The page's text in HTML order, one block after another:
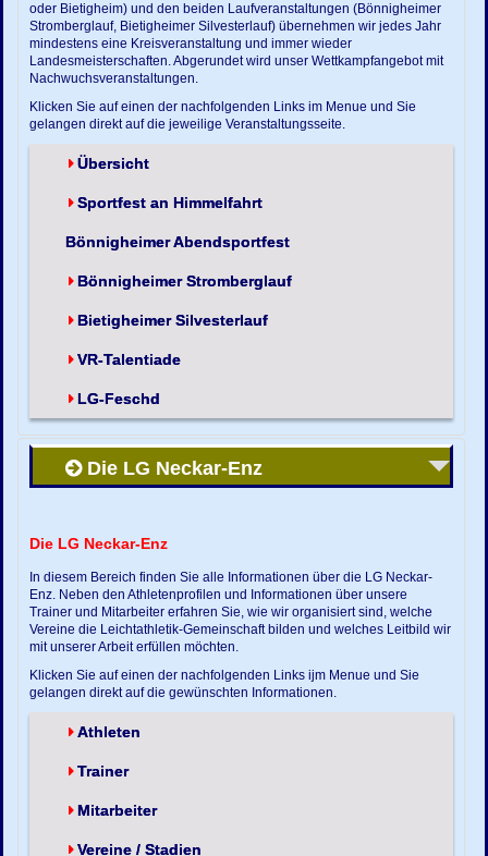
oder Bietigheim) und den beiden Laufveranstaltungen (Bönnigheimer
Stromberglauf, Bietigheimer Silvesterlauf) übernehmen wir jedes Jahr
mindestens eine Kreisveranstaltung und immer wieder
Landesmeisterschaften. Abgerundet wird unser Wettkampfangebot mit
Nachwuchsveranstaltungen.
Klicken Sie auf einen der nachfolgenden Links im Menue und Sie
gelangen direkt auf die jeweilige Veranstaltungsseite.
Übersicht
Sportfest an Himmelfahrt
Bönnigheimer Abendsportfest
Bönnigheimer Stromberglauf
Bietigheimer Silvesterlauf
VR-Talentiade
LG-Feschd
Die LG Neckar-Enz
Die LG Neckar-Enz
In diesem Bereich finden Sie alle Informationen über die LG Neckar-
Enz. Neben den Athletenprofilen und Informationen über unsere
Trainer und Mitarbeiter erfahren Sie, wie wir organisiert sind, welche
Vereine die Leichtathletik-Gemeinschaft bilden und welches Leitbild wir
mit unserer Arbeit erfüllen möchten.
Klicken Sie auf einen der nachfolgenden Links ijm Menue und Sie
gelangen direkt auf die gewünschten Informationen.
Athleten
Trainer
Mitarbeiter
Vereine / Stadien